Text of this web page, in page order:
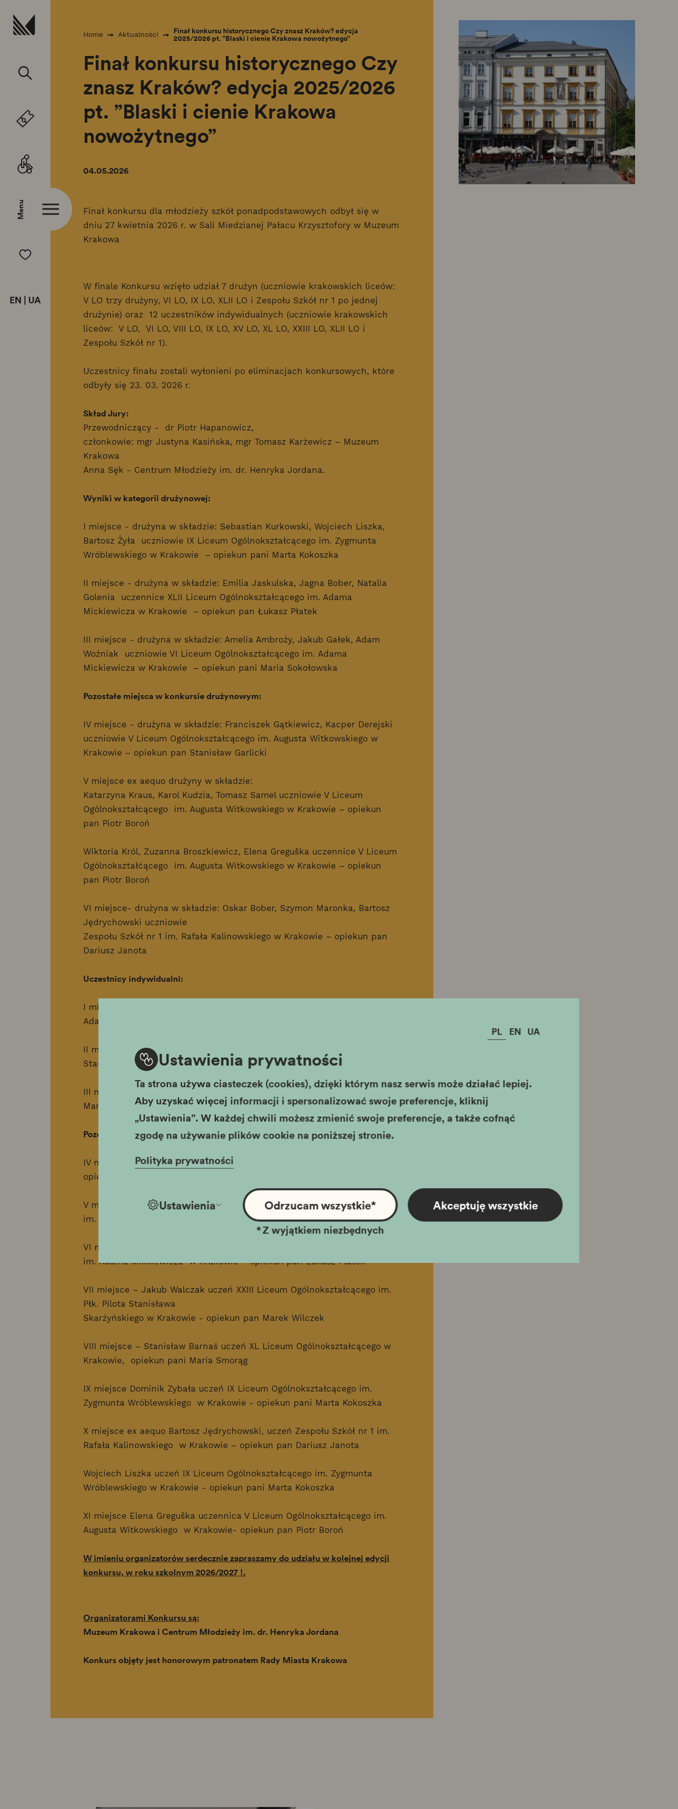
Menu
EN UA
PL EN UA
Ustawienia prywatności
Ta strona używa ciasteczek (cookies), dzięki którym nasz serwis może działać lepiej.
Aby uzyskać więcej informacji i spersonalizować swoje preferencje, kliknij
„Ustawienia”. W każdej chwili możesz zmienić swoje preferencje, a także cofnąć
zgodę na używanie plików cookie na poniższej stronie.
Polityka prywatności
Ustawienia Odrzucam wszystkie* Akceptuję wszystkie
*Z wyjątkiem niezbędnych
Home Aktualności Finał konkursu historycznego Czy znasz Kraków? edycja
2025/2026 pt. ”Blaski i cienie Krakowa nowożytnego”
Finał konkursu historycznego Czy
znasz Kraków? edycja 2025/2026
pt. ”Blaski i cienie Krakowa
nowożytnego”
04.05.2026
Finał konkursu dla młodzieży szkół ponadpodstawowych odbył się w
dniu 27 kwietnia 2026 r. w Sali Miedzianej Pałacu Krzysztofory w Muzeum
Krakowa
W finale Konkursu wzięło udział 7 drużyn (uczniowie krakowskich liceów:
V LO trzy drużyny, VI LO, IX LO, XLII LO i Zespołu Szkół nr 1 po jednej
drużynie) oraz 12 uczestników indywidualnych (uczniowie krakowskich
liceów: V LO, VI LO, VIII LO, IX LO, XV LO, XL LO, XXIII LO, XLII LO i
Zespołu Szkół nr 1).
Uczestnicy finału zostali wyłonieni po eliminacjach konkursowych, które
odbyły się 23. 03. 2026 r.
Skład Jury:
Przewodniczący - dr Piotr Hapanowicz,
członkowie: mgr Justyna Kasińska, mgr Tomasz Karżewicz – Muzeum
Krakowa
Anna Sęk - Centrum Młodzieży im. dr. Henryka Jordana.
Wyniki w kategorii drużynowej:
I miejsce - drużyna w składzie: Sebastian Kurkowski, Wojciech Liszka,
Bartosz Żyła uczniowie IX Liceum Ogólnokształcącego im. Zygmunta
Wróblewskiego w Krakowie – opiekun pani Marta Kokoszka
II miejsce - drużyna w składzie: Emilia Jaskulska, Jagna Bober, Natalia
Golenia uczennice XLII Liceum Ogólnokształcącego im. Adama
Mickiewicza w Krakowie – opiekun pan Łukasz Płatek
III miejsce - drużyna w składzie: Amelia Ambroży, Jakub Gałek, Adam
Woźniak uczniowie VI Liceum Ogólnokształcącego im. Adama
Mickiewicza w Krakowie – opiekun pani Maria Sokołowska
Pozostałe miejsca w konkursie drużynowym:
IV miejsce - drużyna w składzie: Franciszek Gątkiewicz, Kacper Derejski
uczniowie V Liceum Ogólnokształcącego im. Augusta Witkowskiego w
Krakowie – opiekun pan Stanisław Garlicki
V miejsce ex aequo drużyny w składzie:
Katarzyna Kraus, Karol Kudzia, Tomasz Samel uczniowie V Liceum
Ogólnokształcącego im. Augusta Witkowskiego w Krakowie – opiekun
pan Piotr Boroń
Wiktoria Król, Zuzanna Broszkiewicz, Elena Greguška uczennice V Liceum
Ogólnokształćącego im. Augusta Witkowskiego w Krakowie – opiekun
pan Piotr Boroń
VI miejsce- drużyna w składzie: Oskar Bober, Szymon Maronka, Bartosz
Jędrychowski uczniowie
Zespołu Szkół nr 1 im. Rafała Kalinowskiego w Krakowie – opiekun pan
Dariusz Janota
Uczestnicy indywidualni:
I miejsce – Adam Woźniak uczeń VI Liceum Ogólnokształcącego im.
Adama Mickiewicza w Krakowie - opiekun pani Maria Sokołowska
II miejsce – Filip Łach uczeń VIII Liceum Ogólnokształcącego im.
Stanisława Wyspiańskiego w Krakowie – opiekun pan Marcin Liszowski
III miejsce – Nina Cwajna uczennica XV Liceum Ogólnokształcącego im.
Marii Skłodowskiej-Curie w Krakowie – opiekun pani Marzena Pciak
Pozostałe miejsca w konkursie indywidualnym:
IV miejsce – Amelia Ambroży uczennica VI LO im. Adama Mickiewicza –
opiekun Pani Maria Sokołowska
V miejsca – Emilia Jaskulska uczennica XLII Liceum Ogólnokształcącego
im. Adama Mickiewicza w Krakowie – opiekun pan Łukasz Płatek
VI miejsce- Maria Zielińska uczennica XLII Liceum Ogólnokształcącego
im. Adama Mickiewicza w Krakowie – opiekun pan Łukasz Płatek
VII miejsce – Jakub Walczak uczeń XXIII Liceum Ogólnokształcącego im.
Płk. Pilota Stanisława
Skarżyńskiego w Krakowie - opiekun pan Marek Wilczek
VIII miejsce – Stanisław Barnaś uczeń XL Liceum Ogólnokształcącego w
Krakowie, opiekun pani Maria Smorąg
IX miejsce Dominik Zybała uczeń IX Liceum Ogólnokształcącego im.
Zygmunta Wróblewskiego w Krakowie - opiekun pani Marta Kokoszka
X miejsce ex aequo Bartosz Jędrychowski, uczeń Zespołu Szkół nr 1 im.
Rafała Kalinowskiego w Krakowie – opiekun pan Dariusz Janota
Wojciech Liszka uczeń IX Liceum Ogólnokształcącego im. Zygmunta
Wróblewskiego w Krakowie - opiekun pani Marta Kokoszka
XI miejsce Elena Greguška uczennica V Liceum Ogólnokształcącego im.
Augusta Witkowskiego w Krakowie- opiekun pan Piotr Boroń
W imieniu organizatorów serdecznie zapraszamy do udziału w kolejnej edycji
konkursu, w roku szkolnym 2026/2027 !.
Organizatorami Konkursu są:
Muzeum Krakowa i Centrum Młodzieży im. dr. Henryka Jordana
Konkurs objęty jest honorowym patronatem Rady Miasta Krakowa